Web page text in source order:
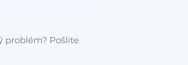
problém? Pošlite